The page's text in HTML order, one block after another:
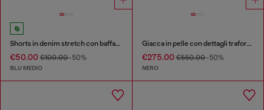
Shorts in denim stretch con baffature
€50.00 €100.00-50%
BLU MEDIO
Giacca in pelle con dettagli traforati
€275.00€550.00-50%
NERO